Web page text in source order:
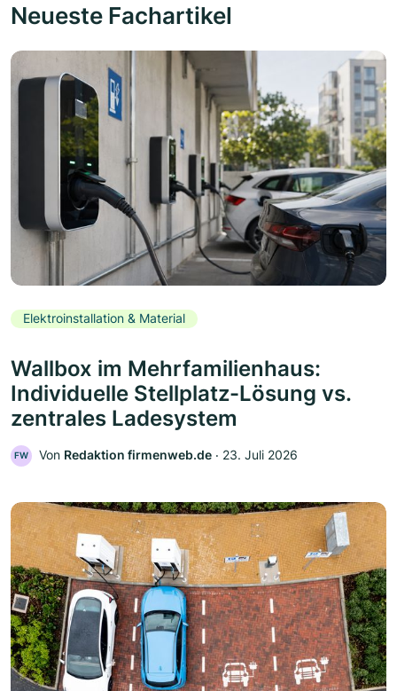
Neueste Fachartikel
Elektroinstallation & Material
Wallbox im Mehrfamilienhaus:
Individuelle Stellplatz-Lösung vs.
zentrales Ladesystem
FW Von Redaktion firmenweb.de ‧ 23. Juli 2026